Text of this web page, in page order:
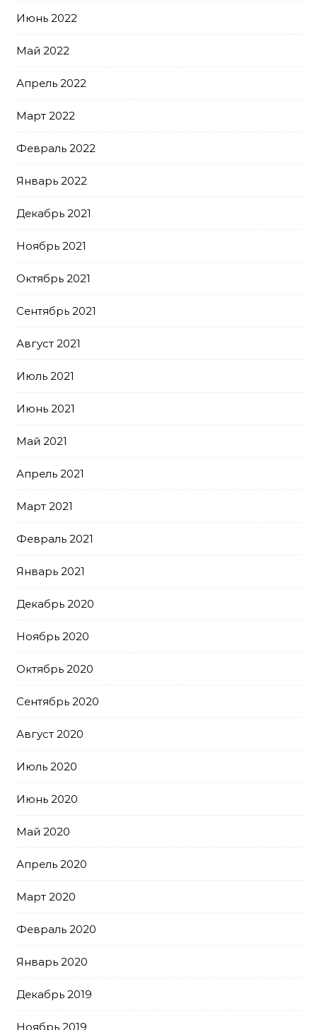
Июнь 2022
Май 2022
Апрель 2022
Март 2022
Февраль 2022
Январь 2022
Декабрь 2021
Ноябрь 2021
Октябрь 2021
Сентябрь 2021
Август 2021
Июль 2021
Июнь 2021
Май 2021
Апрель 2021
Март 2021
Февраль 2021
Январь 2021
Декабрь 2020
Ноябрь 2020
Октябрь 2020
Сентябрь 2020
Август 2020
Июль 2020
Июнь 2020
Май 2020
Апрель 2020
Март 2020
Февраль 2020
Январь 2020
Декабрь 2019
Ноябрь 2019